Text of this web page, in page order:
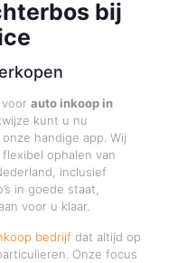
bij
auto inkoop in
kunt u nu
handige app. Wij
ophalen van
inclusief
in goede staat,
voor u klaar.
bedrijfdat altijd op
Onze focus